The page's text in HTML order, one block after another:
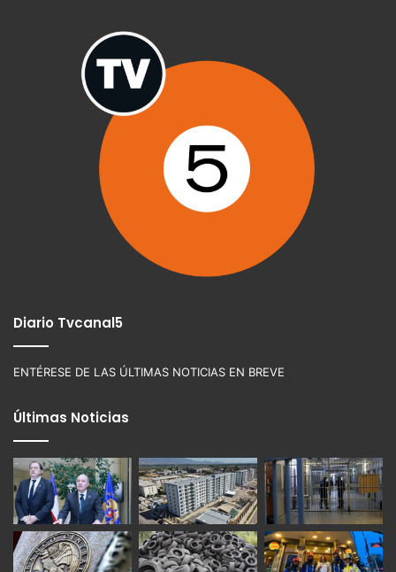
Diario Tvcanal5
ENTÉRESE DE LAS ÚLTIMAS NOTICIAS EN BREVE
Últimas Noticias